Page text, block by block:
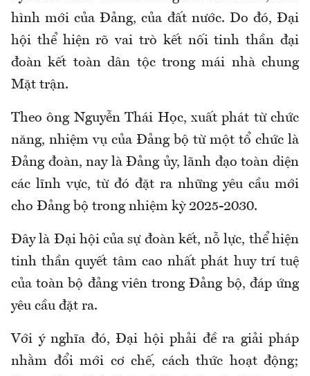
hình mới của Đảng, của đất nước. Do đó, Đại
hội thể hiện rõ vai trò kết nối tinh thần đại
đoàn kết toàn dân tộc trong mái nhà chung
Mặt trận.
Theo ông Nguyễn Thái Học, xuất phát từ chức
năng, nhiệm vụ của Đảng bộ từ một tổ chức là
Đảng đoàn, nay là Đảng ủy, lãnh đạo toàn diện
các lĩnh vực, từ đó đặt ra những yêu cầu mới
cho Đảng bộ trong nhiệm kỳ 2025-2030.
Đây là Đại hội của sự đoàn kết, nỗ lực, thể hiện
tinh thần quyết tâm cao nhất phát huy trí tuệ
của toàn bộ đảng viên trong Đảng bộ, đáp ứng
yêu cầu đặt ra.
Với ý nghĩa đó, Đại hội phải đề ra giải pháp
nhằm đổi mới cơ chế, cách thức hoạt động;